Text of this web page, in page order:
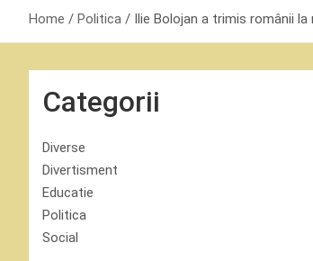
Home Politica Ilie Bolojan a trimis românii la
Categorii
Diverse
Divertisment
Educatie
Politica
Social